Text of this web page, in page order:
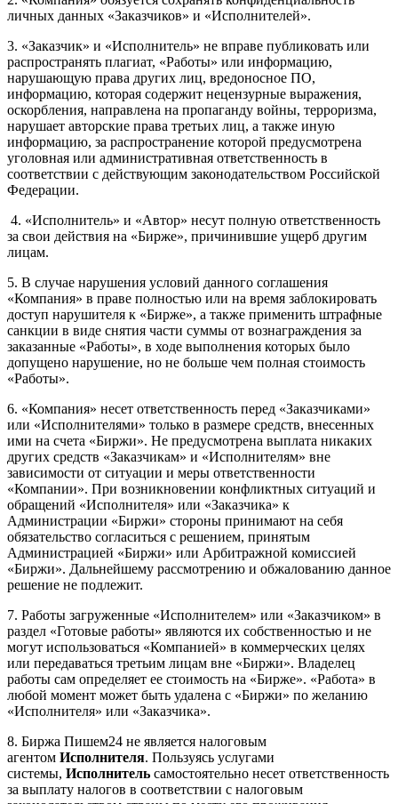
личных данных «Заказчиков» и «Исполнителей».
3. «Заказчик» и «Исполнитель» не вправе публиковать или
распространять плагиат, «Работы» или информацию,
нарушающую права других лиц, вредоносное ПО,
информацию, которая содержит нецензурные выражения,
оскорбления, направлена на пропаганду войны, терроризма,
нарушает авторские права третьих лиц, а также иную
информацию, за распространение которой предусмотрена
уголовная или административная ответственность в
соответствии с действующим законодательством Российской
Федерации.
4. «Исполнитель» и «Автор» несут полную ответственность
за свои действия на «Бирже», причинившие ущерб другим
лицам.
5. В случае нарушения условий данного соглашения
«Компания» в праве полностью или на время заблокировать
доступ нарушителя к «Бирже», а также применить штрафные
санкции в виде снятия части суммы от вознаграждения за
заказанные «Работы», в ходе выполнения которых было
допущено нарушение, но не больше чем полная стоимость
«Работы».
6. «Компания» несет ответственность перед «Заказчиками»
или «Исполнителями» только в размере средств, внесенных
ими на счета «Биржи». Не предусмотрена выплата никаких
других средств «Заказчикам» и «Исполнителям» вне
зависимости от ситуации и меры ответственности
«Компании». При возникновении конфликтных ситуаций и
обращений «Исполнителя» или «Заказчика» к
Администрации «Биржи» стороны принимают на себя
обязательство согласиться с решением, принятым
Администрацией «Биржи» или Арбитражной комиссией
«Биржи». Дальнейшему рассмотрению и обжалованию данное
решение не подлежит.
7. Работы загруженные «Исполнителем» или «Заказчиком» в
раздел «Готовые работы» являются их собственностью и не
могут использоваться «Компанией» в коммерческих целях
или передаваться третьим лицам вне «Биржи». Владелец
работы сам определяет ее стоимость на «Бирже». «Работа» в
любой момент может быть удалена с «Биржи» по желанию
«Исполнителя» или «Заказчика».
8. Биржа Пишем24 не является налоговым
агентом Исполнителя. Пользуясь услугами
системы, Исполнитель самостоятельно несет ответственность
за выплату налогов в соответствии с налоговым